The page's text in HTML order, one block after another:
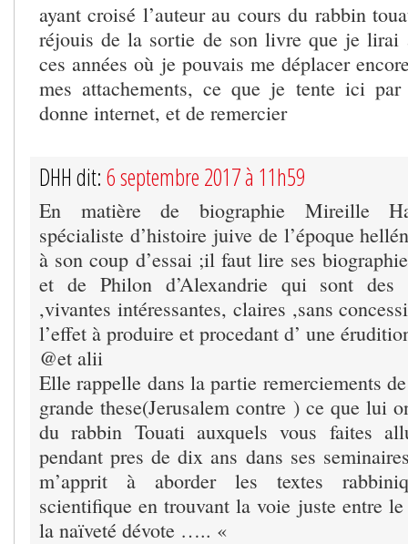
ayant croisé l’auteur au cours du rabbin
réjouis de la sortie de son livre que je lirai
ces années où je pouvais me déplacer
mes attachements, ce que je tente ici par
donne internet, et de remercier
DHH dit: 6 septembre 2017 à 11h59
En matière de biographie Mireille
spécialiste d’histoire juive de l’époque
à son coup d’essai ;il faut lire ses
et de Philon d’Alexandrie qui sont des
,vivantes intéressantes, claires ,sans
l’effet à produire et procedant d’ une
@et alii
Elle rappelle dans la partie remerciements
grande these(Jerusalem contre ) ce que lui
du rabbin Touati auxquels vous faites
pendant pres de dix ans dans ses
m’apprit à aborder les textes
scientifique en trouvant la voie juste entre
la naïveté dévote ….. «